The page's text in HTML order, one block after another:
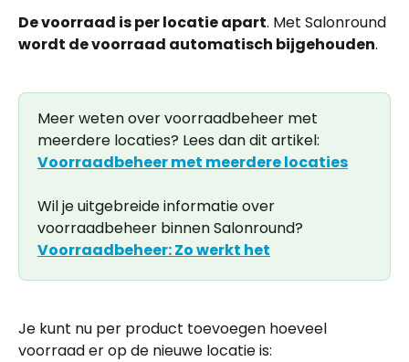
De voorraad is per locatie apart. Met Salonround
wordt de voorraad automatisch bijgehouden.
Meer weten over voorraadbeheer met
meerdere locaties? Lees dan dit artikel:
Voorraadbeheer met meerdere locaties
Wil je uitgebreide informatie over
voorraadbeheer binnen Salonround?
Voorraadbeheer: Zo werkt het
Je kunt nu per product toevoegen hoeveel
voorraad er op de nieuwe locatie is: